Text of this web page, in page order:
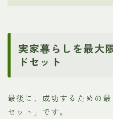
実家暮らしを最大
ドセット
最後に、成功するための
セット」です。